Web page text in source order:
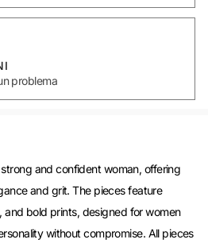
problema
and confident woman, offering
and grit. The pieces feature
and bold prints, designed for women
without compromise. All pieces